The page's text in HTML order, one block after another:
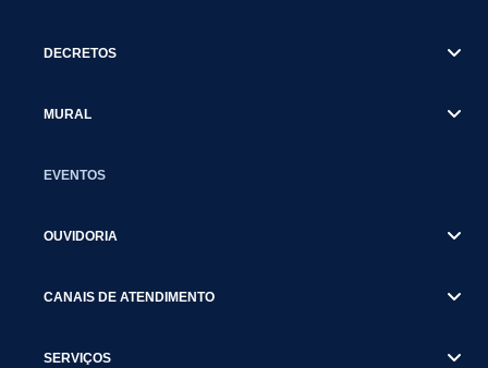
DECRETOS
MURAL
EVENTOS
OUVIDORIA
CANAIS DE ATENDIMENTO
SERVIÇOS